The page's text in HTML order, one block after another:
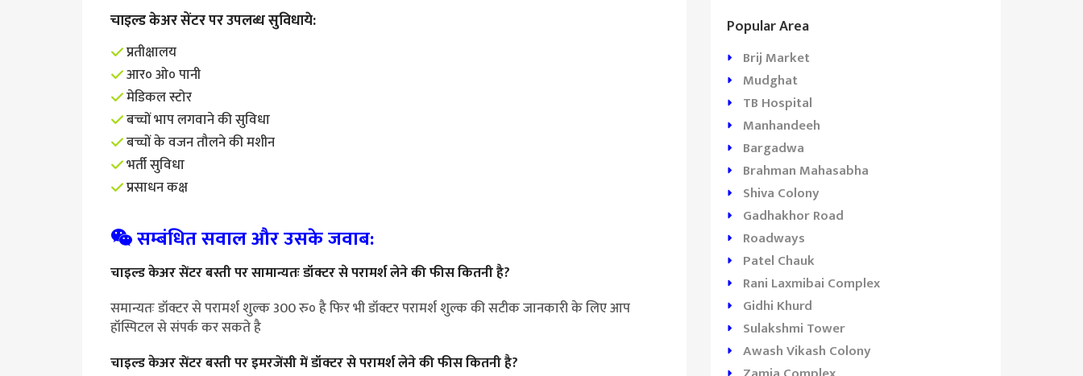
चाइल्ड केअर सेंटरपर उपलब्ध सुविधाये:
प्रतीक्षालय
आर० ओ० पानी
मेडिकल स्टोर
बच्चों भाप लगवाने की सुविधा
बच्चों के वजन तौलने की मशीन
भर्ती सुविधा
प्रसाधन कक्ष
सम्बंधित सवाल और उसके जवाब:
चाइल्ड केअर सेंटर बस्ती पर सामान्यतः डॉक्टर से परामर्श लेने की फीस कितनी है?
समान्यतः डॉक्टर से परामर्श शुल्क 300 रु० है फिर भी डॉक्टर परामर्श शुल्क की सटीक जानकारी के लिए आप
हॉस्पिटल से संपर्क कर सकते है
चाइल्ड केअर सेंटर बस्ती पर इमरजेंसी में डॉक्टर से परामर्श लेने की फीस कितनी है?
Popular Area
Brij Market
Mudghat
TB Hospital
Manhandeeh
Bargadwa
Brahman Mahasabha
Shiva Colony
Gadhakhor Road
Roadways
Patel Chauk
Rani Laxmibai Complex
Gidhi Khurd
Sulakshmi Tower
Awash Vikash Colony